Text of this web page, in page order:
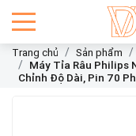
Trang chủ Sản phẩm
Máy Tỉa Râu Philips
Chỉnh Độ Dài, Pin 70